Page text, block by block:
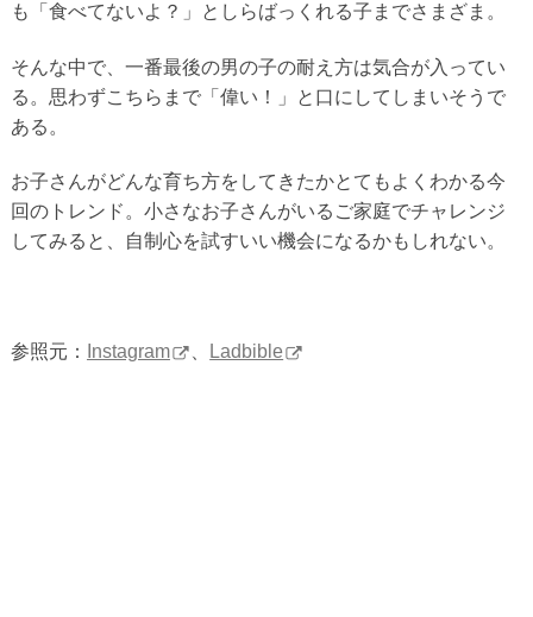
も「食べてないよ？」としらばっくれる子までさまざま。
そんな中で、一番最後の男の子の耐え方は気合が入ってい
る。思わずこちらまで「偉い！」と口にしてしまいそうで
ある。
お子さんがどんな育ち方をしてきたかとてもよくわかる今
回のトレンド。小さなお子さんがいるご家庭でチャレンジ
してみると、自制心を試すいい機会になるかもしれない。
参照元： Instagram Ladbible